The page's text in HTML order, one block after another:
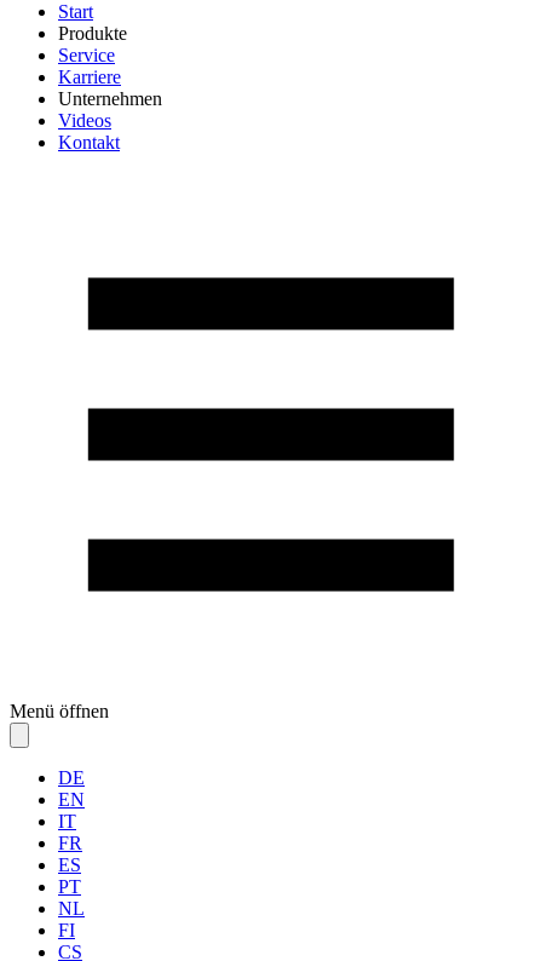
Start
Produkte
Service
Karriere
Unternehmen
Videos
Kontakt
Menü öffnen
DE
EN
IT
FR
ES
PT
NL
FI
CS